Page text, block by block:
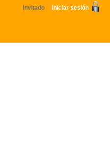
Invitado Iniciar sesión